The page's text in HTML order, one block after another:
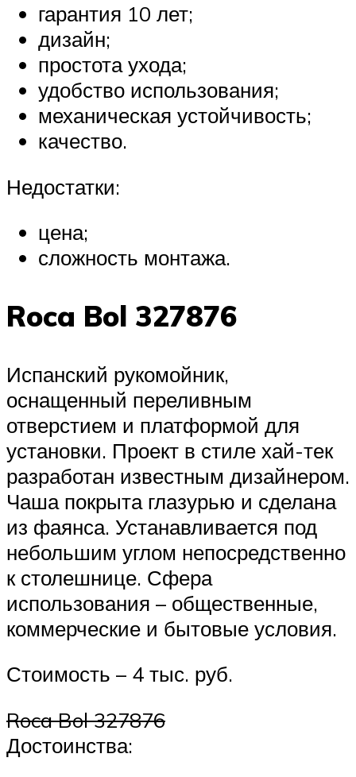
гарантия 10 лет;
дизайн;
простота ухода;
удобство использования;
механическая устойчивость;
качество.
Недостатки:
цена;
сложность монтажа.
Roca Bol 327876
Испанский рукомойник,
оснащенный переливным
отверстием и платформой для
установки. Проект в стиле хай-тек
разработан известным дизайнером.
Чаша покрыта глазурью и сделана
из фаянса. Устанавливается под
небольшим углом непосредственно
к столешнице. Сфера
использования – общественные,
коммерческие и бытовые условия.
Стоимость – 4 тыс. руб.
Roca Bol 327876
Достоинства: